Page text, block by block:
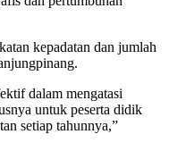
kepadatan dan jumlah
dalam mengatasi
untuk peserta didik
setiap tahunnya,”